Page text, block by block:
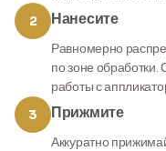
2
Нанесите
Равномерно
по зоне
работы с
3
Прижмите
Аккуратно